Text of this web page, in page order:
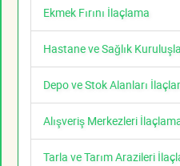
Ekmek Fırını İlaçlama
Hastane ve Sağlık
Depo ve Stok Alanları
Alışveriş Merkezleri
Tarla ve Tarım Arazileri